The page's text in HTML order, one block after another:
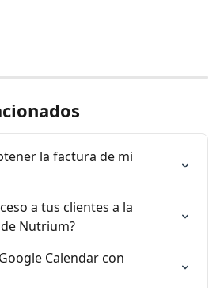
la factura de mi
a tus clientes a la
Nutrium?
Calendar con